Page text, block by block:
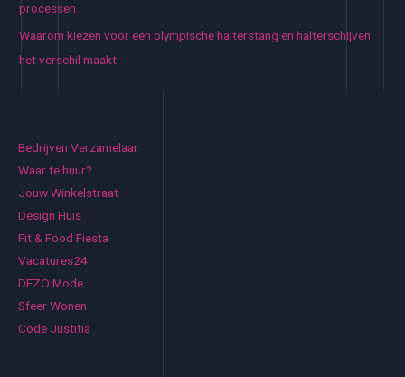
processen
Waarom kiezen voor een olympische halterstang en halterschijven
het verschil maakt
Bedrijven Verzamelaar
Waar te huur?
Jouw Winkelstraat
Design Huis
Fit & Food Fiesta
Vacatures24
DEZO Mode
Sfeer Wonen
Code Justitia